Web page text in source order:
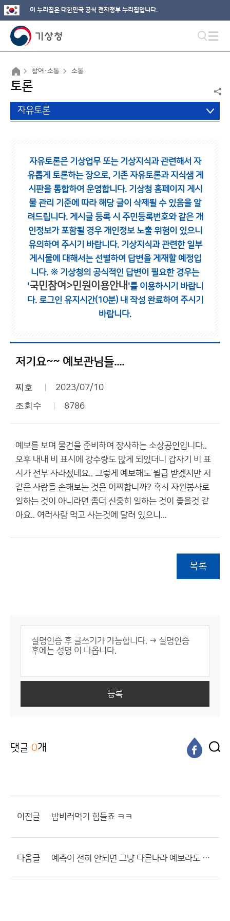
이 누리집은 대한민국 공식 전자정부 누리집입니다.
참여·소통 소통
토론
자유토론
자유토론은 기상업무 또는 기상지식과 관련해서 자
유롭게 토론하는 장으로, 기존 자유토론과 지식샘 게
시판을 통합하여 운영합니다. 기상청 홈페이지 게시
물 관리 기준에 따라 해당 글이 삭제될 수 있음을 알
려드립니다. 게시글 등록 시 주민등록번호와 같은 개
인정보가 포함될 경우 개인정보 노출 위험이 있으니
유의하여 주시기 바랍니다. 기상지식과 관련한 일부
게시물에 대해서는 선별하여 답변을 게재할 예정입
니다. ※ 기상청의 공식적인 답변이 필요한 경우는
'국민참여>민원이용안내 '를 이용하시기 바랍니
다. 로그인 유지시간(10분) 내 작성 완료하여 주시기
바랍니다.
저기요~~ 예보관님들....
찌호 2023/07/10
조회수 8786
예보를 보며 물건을 준비하여 장사하는 소상공인입니다..
오후 내내 비 표시에 강수량도 많게 되있더니 갑자기 비 표
시가 전부 사라졌네요.. 그렇게 예보해도 윌급 받겠지만 저
같은 사람들 손해보는 것은 어찌합니까? 혹시 자원봉사로
일하는 것이 아니라면 좀더 신중히 일하는 것이 좋을것 같
아요.. 여러사람 먹고 사는것에 달려 있으니...
목록
등록
댓글 0개
이전글 밥비러먹기 힘들죠 ㅋㅋ
다음글 예측이 전혀 안되면 그냥 다른나라 예보라도 쓰던가 하세요